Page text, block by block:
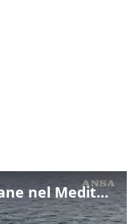
Esercitazioni militari israeliane nel Mediterraneo e nel Mar Rosso